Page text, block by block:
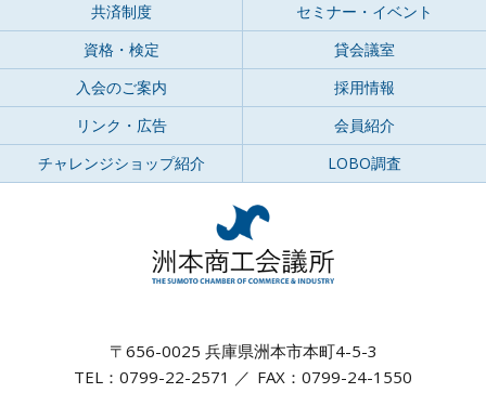
共済制度
セミナー・イベント
資格・検定
貸会議室
入会のご案内
採用情報
リンク・広告
会員紹介
チャレンジショップ紹介
LOBO調査
〒656-0025 兵庫県洲本市本町4-5-3
TEL：0799-22-2571
FAX：0799-24-1550